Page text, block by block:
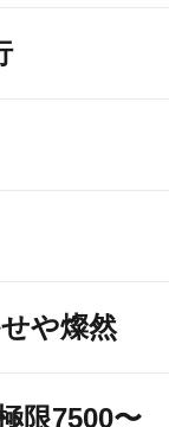
や燦然
限7500〜